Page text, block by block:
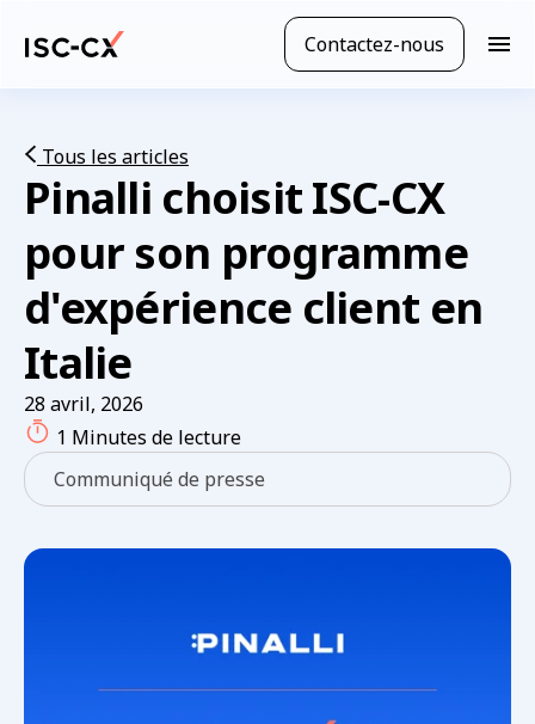
principal
Contactez-nous
N
Tous les articles
Pinalli choisit ISC-CX
pour son programme
d'expérience client en
Italie
Communiqué de presse
28 avril, 2026
1 Minutes de lecture